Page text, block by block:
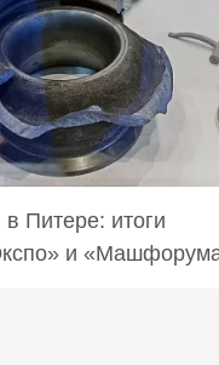
Питере: итоги
и